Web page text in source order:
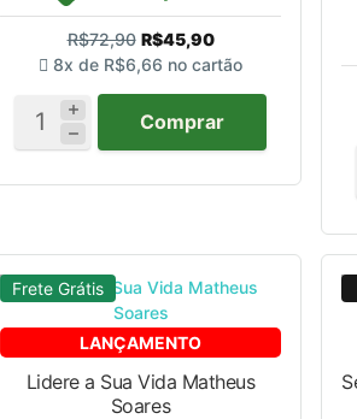
R$72,90 R$45,90
8x de R$6,66 no cartão
Comprar
LANÇAMENTO
Frete Grátis
Lidere a Sua Vida Matheus
Soares